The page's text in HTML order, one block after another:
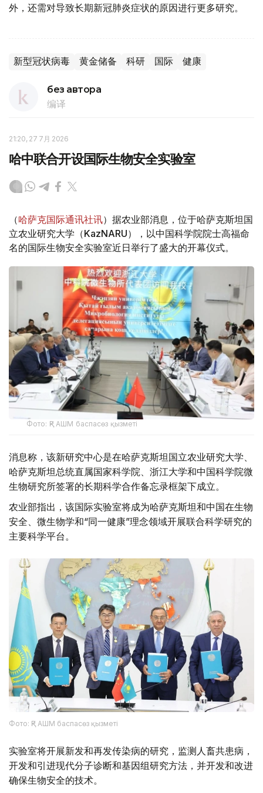
外，还需对导致长期新冠肺炎症状的原因进行更多研究。
新型冠状病毒 黄金储备 科研 国际 健康
без автора
编译
21:20, 27 7月 2026
哈中联合开设国际生物安全实验室
（哈萨克国际通讯社讯）据农业部消息，位于哈萨克斯坦国
立农业研究大学（KazNARU），以中国科学院院士高福命
名的国际生物安全实验室近日举行了盛大的开幕仪式。
Фото: ҚР АШМ баспасөз қызметі
消息称，该新研究中心是在哈萨克斯坦国立农业研究大学、
哈萨克斯坦总统直属国家科学院、浙江大学和中国科学院微
生物研究所签署的长期科学合作备忘录框架下成立。
农业部指出，该国际实验室将成为哈萨克斯坦和中国在生物
安全、微生物学和“同一健康”理念领域开展联合科学研究的
主要科学平台。
Фото: ҚР АШМ баспасөз қызметі
实验室将开展新发和再发传染病的研究，监测人畜共患病，
开发和引进现代分子诊断和基因组研究方法，并开发和改进
确保生物安全的技术。